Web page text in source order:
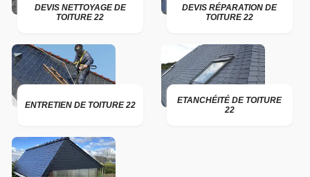
DEVIS NETTOYAGE DE
TOITURE 22
DEVIS RÉPARATION DE
TOITURE 22
ENTRETIEN DE TOITURE 22
ETANCHÉITÉ DE TOITURE
22